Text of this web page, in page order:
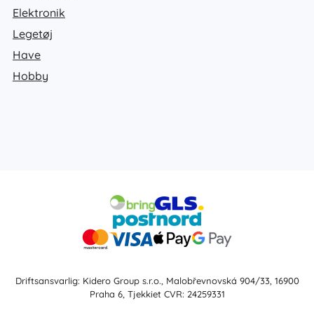
Elektronik
Legetøj
Have
Hobby
Driftsansvarlig: Kidero Group s.r.o., Malobřevnovská 904/33, 16900
Praha 6, Tjekkiet CVR: 24259331